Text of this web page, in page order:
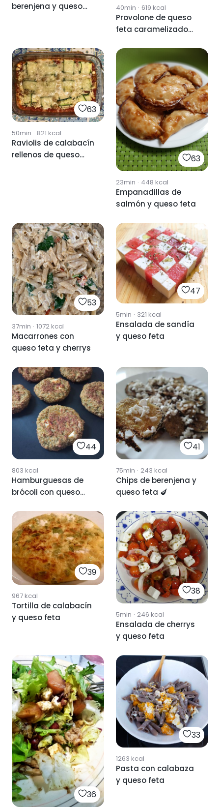
berenjena y queso
40min · 619 kcal
Provolone de queso
feta caramelizado
63
50min · 821 kcal
Raviolis de calabacín
rellenos de queso
63
23min · 448 kcal
Empanadillas de
salmón y queso feta
53
37min · 1072kcal
Macarrones con
queso feta y cherrys
47
5min · 321 kcal
Ensalada de sandía
y queso feta
44
803 kcal
Hamburguesas de
brócoli con queso
41
75min · 243 kcal
Chips de berenjena y
queso feta 🍆
39
967kcal
Tortilla de calabacín
y queso feta
38
5min · 246 kcal
Ensalada de cherrys
y queso feta
36
33
1263 kcal
Pasta con calabaza
y queso feta